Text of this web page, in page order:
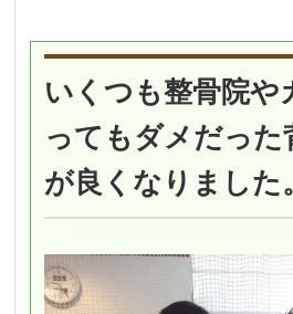
いくつも整骨院や
ってもダメだった
が良くなりました。